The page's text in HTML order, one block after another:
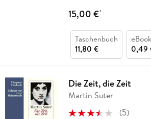
15,00 €*
Taschenbuch
11,80 €
0,49
Die Zeit, die Zeit
Martin Suter
(5)